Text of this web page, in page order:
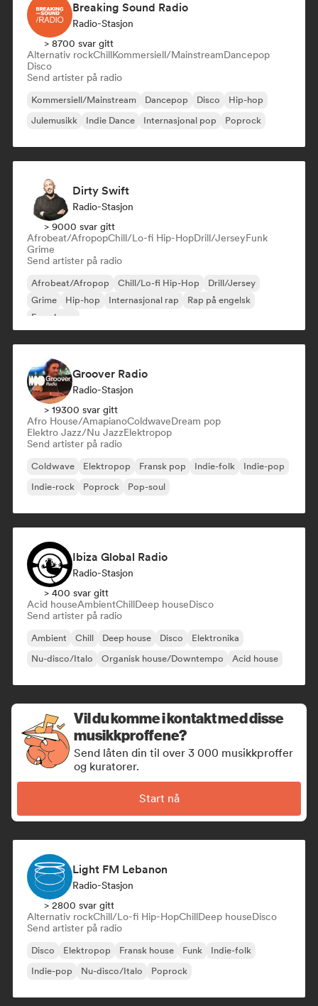
Breaking Sound Radio
Radio-Stasjon
> 8700 svar gitt
Alternativ rockChillKommersiell/MainstreamDancepop
Disco
Send artister på radio
Kommersiell/Mainstream Dancepop Disco
Hip-hop
Julemusikk
Indie Dance Internasjonal pop Poprock
Dirty Swift
Radio-Stasjon
> 9000 svar gitt
Afrobeat/AfropopChill/Lo-fi Hip-HopDrill/JerseyFunk
Grime
Send artister på radio
Afrobeat/Afropop Chill/Lo-fi Hip-Hop
Drill/Jersey
Grime
Hip-hop Internasjonal rap
Rap på engelsk
Fransk rap
Groover Radio
Radio-Stasjon
> 19300 svar gitt
Afro House/AmapianoColdwaveDream pop
Elektro Jazz/Nu JazzElektropop
Send artister på radio
Coldwave Elektropop Fransk pop Indie-folk
Indie-pop
Indie-rock
Poprock Pop-soul
Ibiza Global Radio
Radio-Stasjon
> 400 svar gitt
Acid houseAmbientChillDeep houseDisco
Send artister på radio
Ambient Chill Deep house Disco
Elektronika
Nu-disco/Italo
Organisk house/Downtempo Acid house
Vil du komme i kontakt med disse
musikkproffene?
Send låten din til over 3 000 musikkproffer
og kuratorer.
Start nå
Light FM Lebanon
Radio-Stasjon
> 2800 svar gitt
Alternativ rockChill/Lo-fi Hip-HopChillDeep houseDisco
Send artister på radio
Disco Elektropop Fransk house Funk
Indie-folk
Indie-pop
Nu-disco/Italo Poprock